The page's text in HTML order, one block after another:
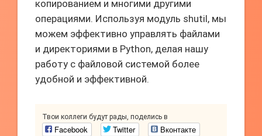
копированием и многими другими
операциями. Используя модуль shutil, мы
можем эффективно управлять файлами
и директориями в Python, делая нашу
работу с файловой системой более
удобной и эффективной.
Твои коллеги будут рады, поделись в
Facebook Twitter Вконтакте